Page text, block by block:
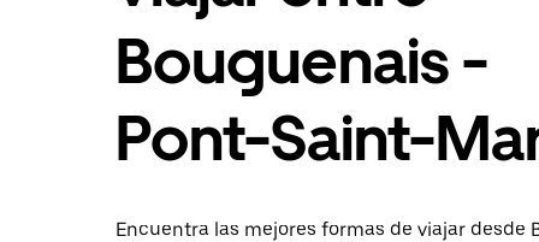
Bouguenais -
Pont-Saint-
Encuentra las mejores formas de viajar desde